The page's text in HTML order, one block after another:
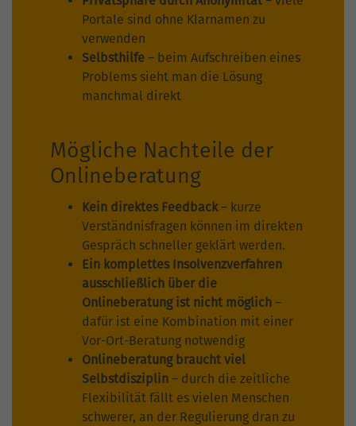
Portale sind ohne Klarnamen zu
verwenden
Selbsthilfe – beim Aufschreiben eines
Problems sieht man die Lösung
manchmal direkt
Mögliche Nachteile der
Onlineberatung
Kein direktes Feedback– kurze
Verständnisfragen können im direkten
Gespräch schneller geklärt werden.
Ein komplettes Insolvenzverfahren
ausschließlich über die
Onlineberatung ist nicht möglich –
dafür ist eine Kombination mit einer
Vor-Ort-Beratung notwendig
Onlineberatung braucht viel
Selbstdisziplin – durch die zeitliche
Flexibilität fällt es vielen Menschen
schwerer, an der Regulierung dran zu